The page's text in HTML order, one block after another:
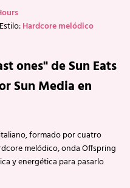
Estilo:Hardcore melódico
ones" de Sun Eats
Sun Media en
formado por cuatro
melódico, onda Offspring
y energética para pasarlo